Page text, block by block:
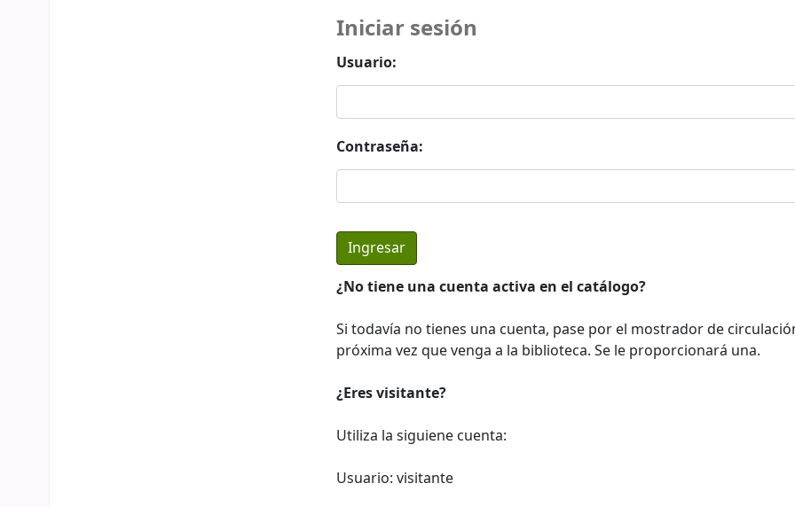
Iniciar sesión
Usuario:
Contraseña:
¿No tiene una cuenta activa en el catálogo?
Si todavía no tienes una cuenta, pase por el mostrador de
próxima vez que venga a la biblioteca. Se le proporcionará una.
¿Eres visitante?
Utiliza la siguiene cuenta:
Usuario: visitante